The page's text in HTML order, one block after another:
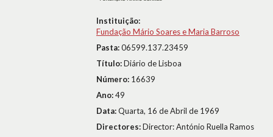
Instituição:
Fundação Mário Soares e Maria Barroso
Pasta:06599.137.23459
Título:Diário de Lisboa
Número: 16639
Ano:49
Data:Quarta, 16 de Abril de 1969
Directores:Director: António Ruella Ramos